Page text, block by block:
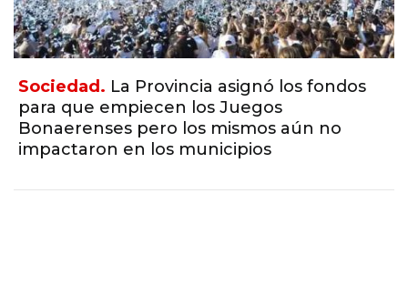
Sociedad. La Provincia asignó los fondos
para que empiecen los Juegos
Bonaerenses pero los mismos aún no
impactaron en los municipios